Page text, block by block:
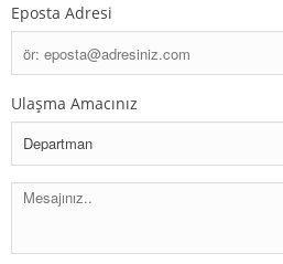
Eposta Adresi
Ulaşma Amacınız